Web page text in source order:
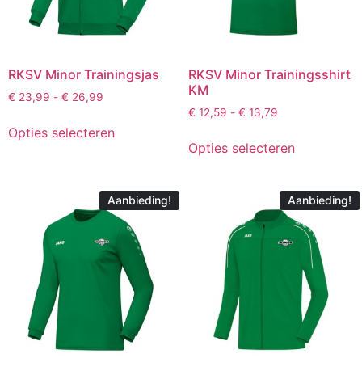
RKSV Minor Trainingsjas
€ 23,99 - € 26,99
Opties selecteren
RKSV Minor Trainingsshirt
KM
€ 12,59 - € 13,79
Opties selecteren
Aanbieding! Aanbieding!